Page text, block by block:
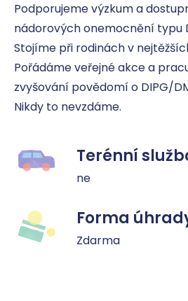
Podporujeme výzkum a
nádorových onemocnění typu
Stojíme při rodinách v
Pořádáme veřejné akce a
zvyšování povědomí o DIPG/
Nikdy to nevzdáme.
Terénní
ne
Forma
Zdarma